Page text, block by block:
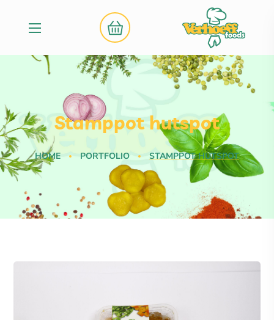
Stamppot hutspot
HOME PORTFOLIO STAMPPOT HUTSPOT